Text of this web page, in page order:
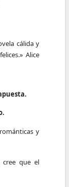
cálida y
Alice
y
cree que el